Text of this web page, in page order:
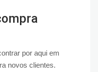
por aqui em
novos clientes.